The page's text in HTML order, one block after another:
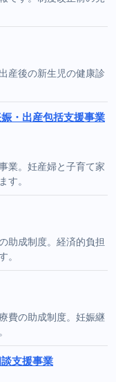
産後の新生児の健康診
・出産包括支援事業
業。妊産婦と子育て家
す。
助成制度。経済的負担
。
費の助成制度。妊娠継
支援事業